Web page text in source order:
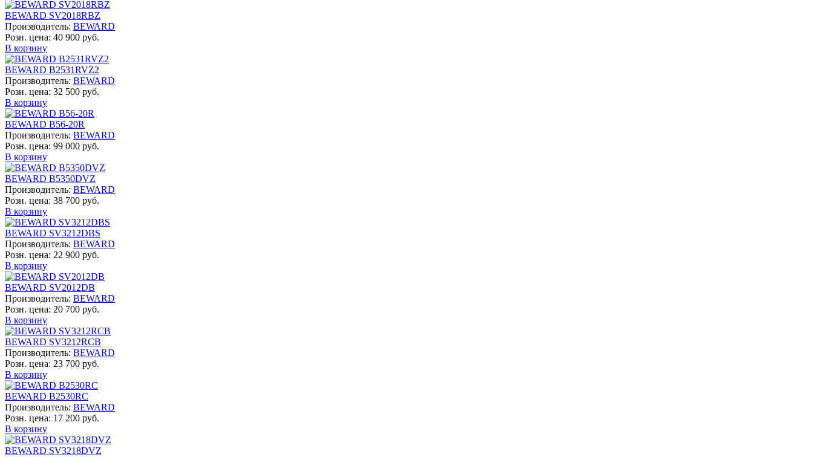
BEWARD SV2018RBZ
Производитель: BEWARD
Розн. цена: 40 900 руб.
В корзину
BEWARD B2531RVZ2
Производитель: BEWARD
Розн. цена: 32 500 руб.
В корзину
BEWARD B56-20R
Производитель: BEWARD
Розн. цена: 99 000 руб.
В корзину
BEWARD B5350DVZ
Производитель: BEWARD
Розн. цена: 38 700 руб.
В корзину
BEWARD SV3212DBS
Производитель: BEWARD
Розн. цена: 22 900 руб.
В корзину
BEWARD SV2012DB
Производитель: BEWARD
Розн. цена: 20 700 руб.
В корзину
BEWARD SV3212RCB
Производитель: BEWARD
Розн. цена: 23 700 руб.
В корзину
BEWARD B2530RC
Производитель: BEWARD
Розн. цена: 17 200 руб.
В корзину
BEWARD SV3218DVZ